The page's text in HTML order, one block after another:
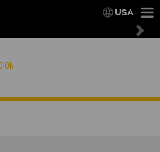
USA